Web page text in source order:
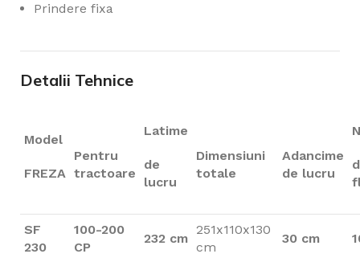
Prindere fixa
Detalii Tehnice
Model
FREZA
Pentru
tractoare
Latime
de
lucru
Dimensiuni
totale
Adancime
de lucru
SF
230
100-200
CP
232 cm
251x110x130
cm
30 cm